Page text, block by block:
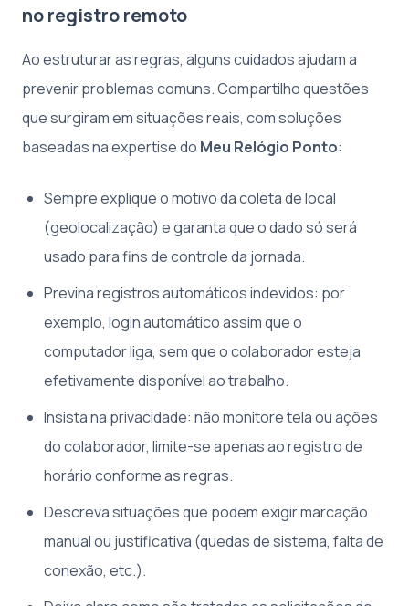
no registro remoto
Ao estruturar as regras, alguns cuidados ajudam a
prevenir problemas comuns. Compartilho questões
que surgiram em situações reais, com soluções
baseadas na expertise do Meu Relógio Ponto:
Sempre explique o motivo da coleta de local
(geolocalização) e garanta que o dado só será
usado para fins de controle da jornada.
Previna registros automáticos indevidos: por
exemplo, login automático assim que o
computador liga, sem que o colaborador esteja
efetivamente disponível ao trabalho.
Insista na privacidade: não monitore tela ou ações
do colaborador, limite-se apenas ao registro de
horário conforme as regras.
Descreva situações que podem exigir marcação
manual ou justificativa (quedas de sistema, falta de
conexão, etc.).